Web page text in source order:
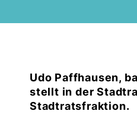
Udo Paffhausen,
stellt in der
Stadtratsfraktion.